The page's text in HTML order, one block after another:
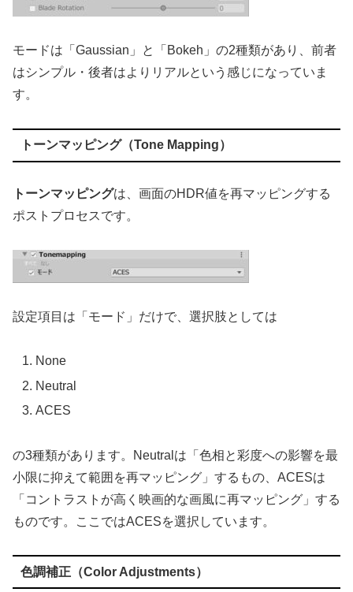
モードは「Gaussian」と「Bokeh」の2種類があり、前者
はシンプル・後者はよりリアルという感じになっていま
す。
トーンマッピング（Tone Mapping）
トーンマッピングは、画面のHDR値を再マッピングする
ポストプロセスです。
設定項目は「モード」だけで、選択肢としては
None
Neutral
ACES
の3種類があります。Neutralは「色相と彩度への影響を最
小限に抑えて範囲を再マッピング」するもの、ACESは
「コントラストが高く映画的な画風に再マッピング」する
ものです。ここではACESを選択しています。
色調補正（Color Adjustments）